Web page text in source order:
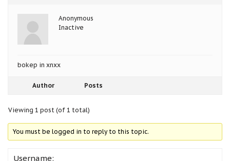
Anonymous
Inactive
bokep in xnxx
Author Posts
Viewing 1 post (of 1 total)
You must be logged in to reply to this topic.
Username: